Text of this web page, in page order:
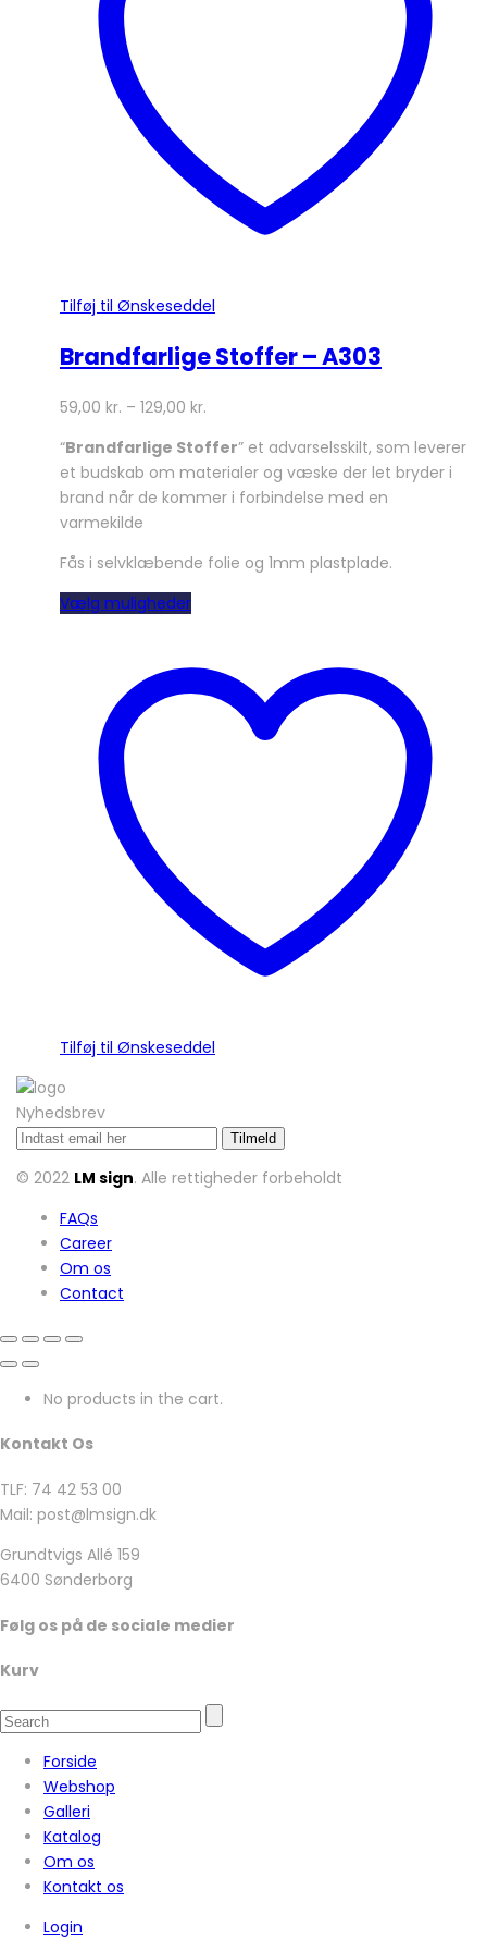
Tilføj til Ønskeseddel
Brandfarlige Stoffer – A303
59,00 kr. – 129,00 kr.
“Brandfarlige Stoffer” et advarselsskilt, som leverer
et budskab om materialer og væske der let bryder i
brand når de kommer i forbindelse med en
varmekilde
Fås i selvklæbende folie og 1mm plastplade.
Vælg mulighederDette
flere
varianter.
Mulighederne
Tilføj til Ønskeseddel
Nyhedsbrev
© 2022 LM sign. Alle rettigheder forbeholdt
FAQs
Career
Om os
Contact
No products in the cart.
Kontakt Os
TLF: 74 42 53 00
Mail: post@lmsign.dk
Grundtvigs Allé 159
6400 Sønderborg
Følg os på de sociale medier
Kurv
Forside
Webshop
Galleri
Katalog
Om os
Kontakt os
Login